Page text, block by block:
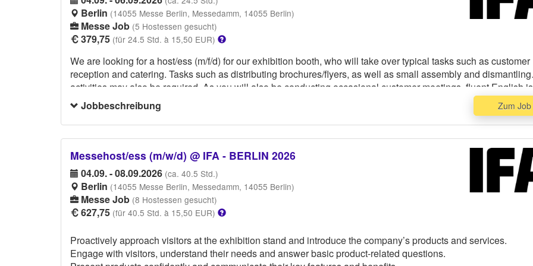
Berlin (14055 Messe Berlin, Messedamm, 14055 Berlin)
Messe Job (5 Hostessen gesucht)
379,75 (für 24.5 Std. à 15,50 EUR)
We are looking for a host/ess (m/f/d) for our exhibition booth, who will take over typical tasks such as customer
reception and catering. Tasks such as distributing brochures/flyers, as well as small assembly and dismantling
activities may also be required. As you will also be conducting occasional customer meetings, fluent English
must and additional language skills are an advantage. We expect you to wear black trousers and a white shirt,
trouser suit and white blouse.
Specially we need host to hold exhibitors' advertisement badge to attract the visitors.
We require the job to be done cooperatively and interact with the visitors with passion
Language Requirement: English and German fluent
Be punctual
Jobbeschreibung Zum Job
Messehost/ess (m/w/d) @ IFA - BERLIN 2026
04.09. - 08.09.2026 (ca. 40.5 Std.)
Berlin (14055 Messe Berlin, Messedamm, 14055 Berlin)
Messe Job (8 Hostessen gesucht)
627,75 (für 40.5 Std. à 15,50 EUR)
Proactively approach visitors at the exhibition stand and introduce the company’s products and services.
Engage with visitors, understand their needs and answer basic product-related questions.